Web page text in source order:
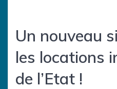
Un nouveau
les locations
de l’Etat !